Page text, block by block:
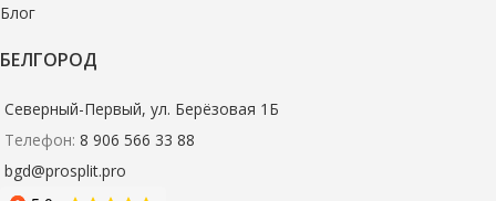
Блог
БЕЛГОРОД
Северный-Первый, ул. Берёзовая 1Б
Телефон: 8 906 566 33 88
bgd@prosplit.pro